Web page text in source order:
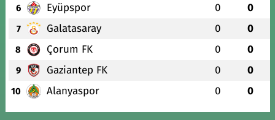
6 Eyüpspor 0 0
7 Galatasaray 0 0
8 Çorum FK 0 0
9 Gaziantep FK 0 0
10 Alanyaspor 0 0